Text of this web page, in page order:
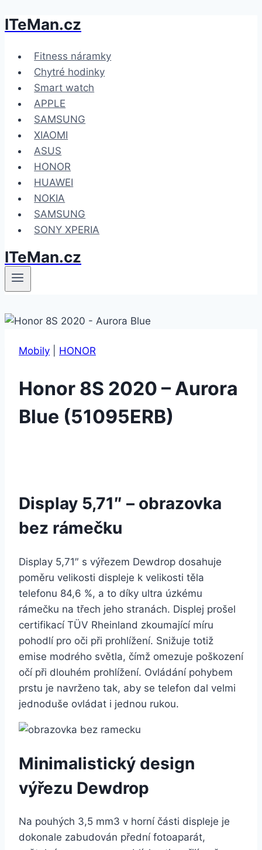
Přeskočit
obsah
ITeMan.cz
Fitness náramky
Chytré hodinky
Smart watch
APPLE
SAMSUNG
XIAOMI
ASUS
HONOR
HUAWEI
NOKIA
SAMSUNG
SONY XPERIA
ITeMan.cz
Mobily HONOR
Honor 8S 2020 – Aurora
Blue (51095ERB)
Display 5,71″ – obrazovka
bez rámečku
Display 5,71″ s výřezem Dewdrop dosahuje
poměru velikosti displeje k velikosti těla
telefonu 84,6 %, a to díky ultra úzkému
rámečku na třech jeho stranách. Displej prošel
certifikací TÜV Rheinland zkoumající míru
pohodlí pro oči při prohlížení. Snižuje totiž
emise modrého světla, čímž omezuje poškození
očí při dlouhém prohlížení. Ovládání pohybem
prstu je navrženo tak, aby se telefon dal velmi
jednoduše ovládat i jednou rukou.
Minimalistický design
výřezu Dewdrop
Na pouhých 3,5 mm3 v horní části displeje je
dokonale zabudován přední fotoaparát,